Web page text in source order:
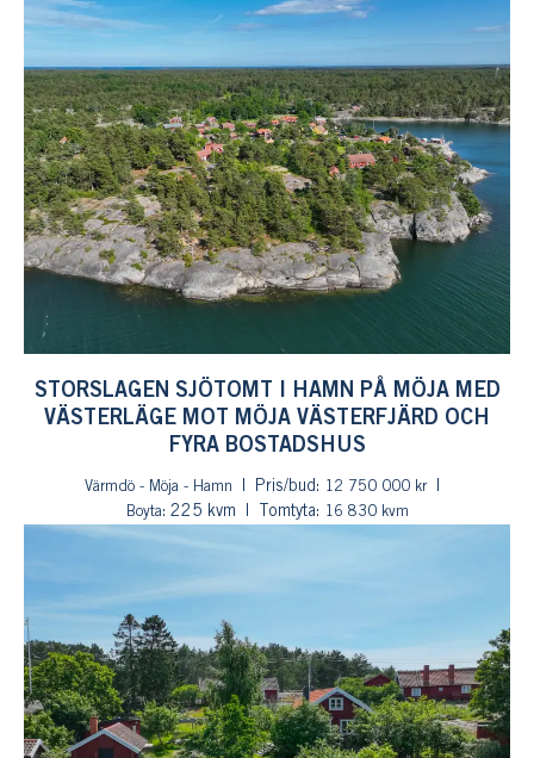
STORSLAGEN SJÖTOMT I HAMN PÅ MÖJA MED
VÄSTERLÄGE MOT MÖJA VÄSTERFJÄRD OCH
FYRA BOSTADSHUS
Värmdö - Möja - Hamn Pris/bud:
12 750 000 kr
Boyta: 225 kvm Tomtyta: 16 830 kvm